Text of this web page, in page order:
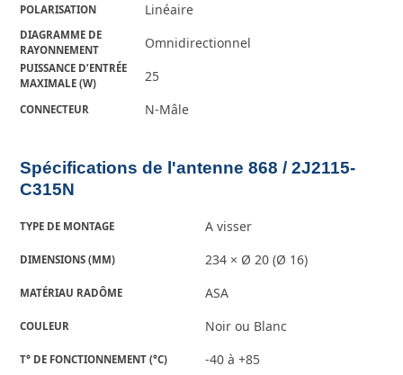
POLARISATION Linéaire
DIAGRAMME DE
RAYONNEMENT
Omnidirectionnel
PUISSANCE D’ENTRÉE
MAXIMALE (W)
25
CONNECTEUR N-Mâle
Spécifications de l'antenne 868 / 2J2115-
C315N
TYPE DE MONTAGE A visser
DIMENSIONS (MM) 234 × Ø 20 (Ø 16)
MATÉRIAU RADÔME ASA
COULEUR Noir ou Blanc
T° DE FONCTIONNEMENT (°C) -40 à +85